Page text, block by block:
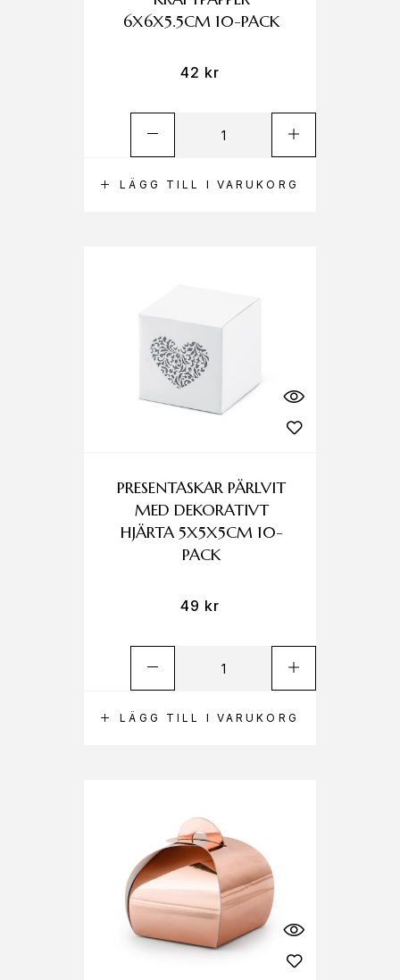
LÄGG TILL I VARUKORG
6X6X5.5CM 10-PACK
42 kr
LÄGG TILL I VARUKORG
PRESENTASKAR PÄRLVIT
MED DEKORATIVT
HJÄRTA 5X5X5CM 10-
PACK
49 kr